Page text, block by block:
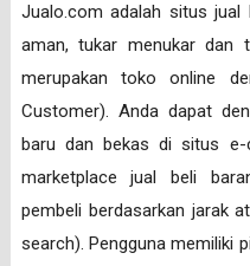
Jualo.com adalah situs
aman, tukar menukar dan
merupakan toko online
Customer). Anda dapat
baru dan bekas di situs e-
marketplace jual beli
pembeli berdasarkan jarak
search). Pengguna memiliki